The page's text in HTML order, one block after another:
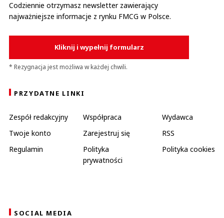
Codziennie otrzymasz newsletter zawierający
najważniejsze informacje z rynku FMCG w Polsce.
Kliknij i wypełnij formularz
* Rezygnacja jest możliwa w każdej chwili.
PRZYDATNE LINKI
Zespół redakcyjny Współpraca
Wydawca
Twoje konto
Zarejestruj się
RSS
Regulamin
Polityka
prywatności
Polityka cookies
SOCIAL MEDIA